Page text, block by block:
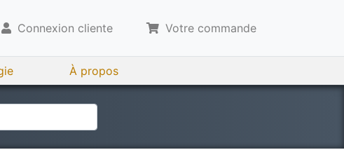
Connexion cliente Votre commande
À propos